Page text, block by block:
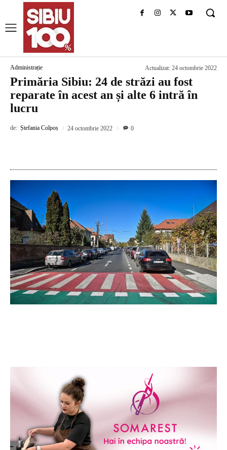
Administrație Actualizat: 24 octombrie 2022
Primăria Sibiu: 24 de străzi au fost
reparate în acest an și alte 6 intră în
lucru
de: Ștefania Colpoș 24 octombrie 2022 0